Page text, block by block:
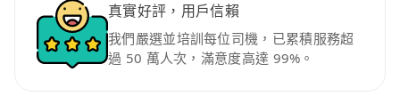
真實好評，用戶信賴
我們嚴選並培訓每位司機，已累積服務超
過 50 萬人次，滿意度高達 99%。